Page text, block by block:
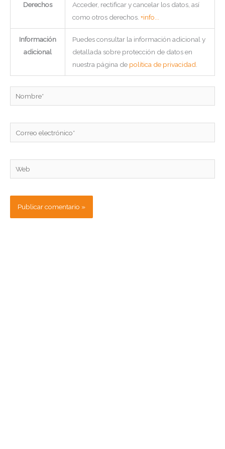
Derechos
Acceder, rectificar y cancelar los datos, así
como otros derechos. +info...
Información
adicional
Puedes consultar la información adicional y
detallada sobre protección de datos en
nuestra página de política de privacidad.
Nombre*
electrónico*